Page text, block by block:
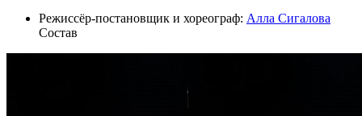
Режиссёр-постановщик и хореограф: Алла Сигалова
Состав